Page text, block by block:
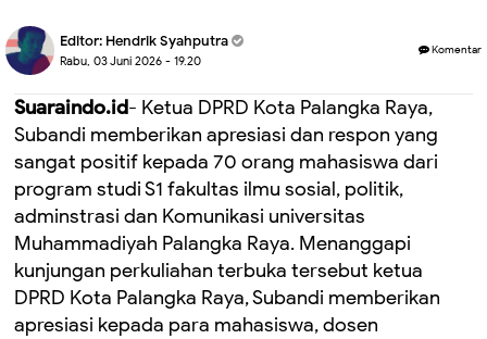
Editor: Hendrik Syahputra
Rabu, 03 Juni 2026 - 19.20
Komentar
Suaraindo.id- Ketua DPRD Kota Palangka Raya,
Subandi memberikan apresiasi dan respon yang
sangat positif kepada 70 orang mahasiswa dari
program studi S1 fakultas ilmu sosial, politik,
adminstrasi dan Komunikasi universitas
Muhammadiyah Palangka Raya. Menanggapi
kunjungan perkuliahan terbuka tersebut ketua
DPRD Kota Palangka Raya, Subandi memberikan
apresiasi kepada para mahasiswa, dosen